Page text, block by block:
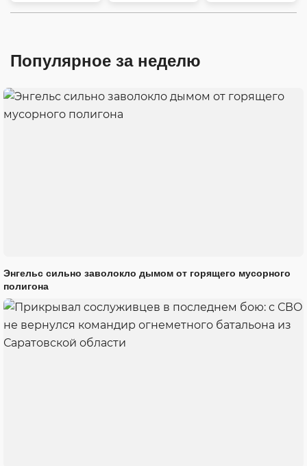
Популярное за неделю
Энгельс сильно заволокло дымом от горящего мусорного
полигона